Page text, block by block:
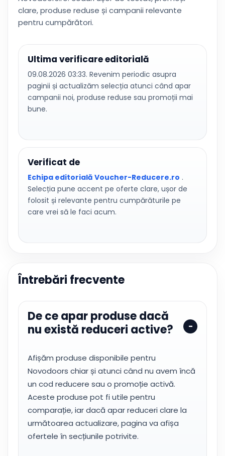
clare, produse reduse și campanii relevante
pentru cumpărători.
Ultima verificare editorială
09.08.2026 03:33. Revenim periodic asupra
paginii și actualizăm selecția atunci când apar
campanii noi, produse reduse sau promoții mai
bune.
Verificat de
Echipa editorială Voucher-Reducere.ro .
Selecția pune accent pe oferte clare, ușor de
folosit și relevante pentru cumpărăturile pe
care vrei să le faci acum.
Întrebări frecvente
De ce apar produse dacă
nu există reduceri active?
Afișăm produse disponibile pentru
Novodoors chiar și atunci când nu avem încă
un cod reducere sau o promoție activă.
Aceste produse pot fi utile pentru
comparație, iar dacă apar reduceri clare la
următoarea actualizare, pagina va afișa
ofertele în secțiunile potrivite.